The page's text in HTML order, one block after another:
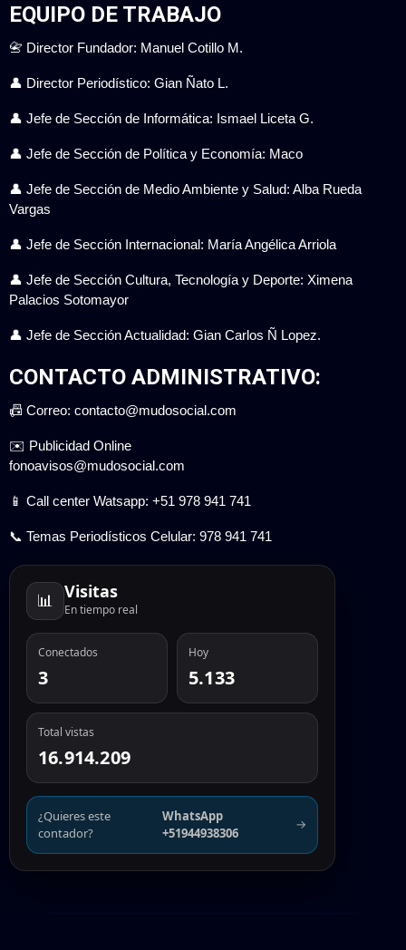
EQUIPO DE TRABAJO
📇 Director Fundador: Manuel Cotillo M.
👤 Director Periodístico: Gian Ñato L.
👤 Jefe de Sección de Informática: Ismael Liceta G.
👤 Jefe de Sección de Política y Economía: Maco
👤 Jefe de Sección de Medio Ambiente y Salud: Alba Rueda
Vargas
👤 Jefe de Sección Internacional: María Angélica Arriola
👤 Jefe de Sección Cultura, Tecnología y Deporte: Ximena
Palacios Sotomayor
👤 Jefe de Sección Actualidad: Gian Carlos Ñ Lopez.
CONTACTO ADMINISTRATIVO:
📠 Correo: contacto@mudosocial.com
✉️ Publicidad Online
fonoavisos@mudosocial.com
📱 Call center Watsapp: +51 978 941 741
📞 Temas Periodísticos Celular: 978 941 741
📊 Visitas
En tiempo real
Conectados
3
Hoy
5.133
Total vistas
16.914.209
¿Quieres este
contador?
WhatsApp
+51944938306
→